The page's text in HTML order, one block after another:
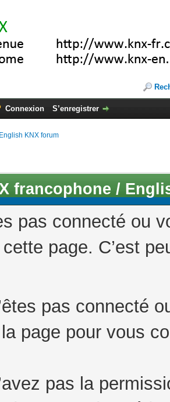
Connexion S’enregistrer
KNX forum
francophone /
pas connecté ou
page. C’est
pas connecté
page pour vous
pas la